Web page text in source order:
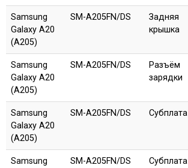
Samsung
Galaxy A20
(A205)
SM-A205FN/DS
Задняя
крышка
Samsung
Galaxy A20
(A205)
SM-A205FN/DS
Разъём
зарядки
Samsung
Galaxy A20
(A205)
SM-A205FN/DS Субплата
Samsung
SM-A205FN/DS Субплата